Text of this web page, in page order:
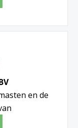
en de